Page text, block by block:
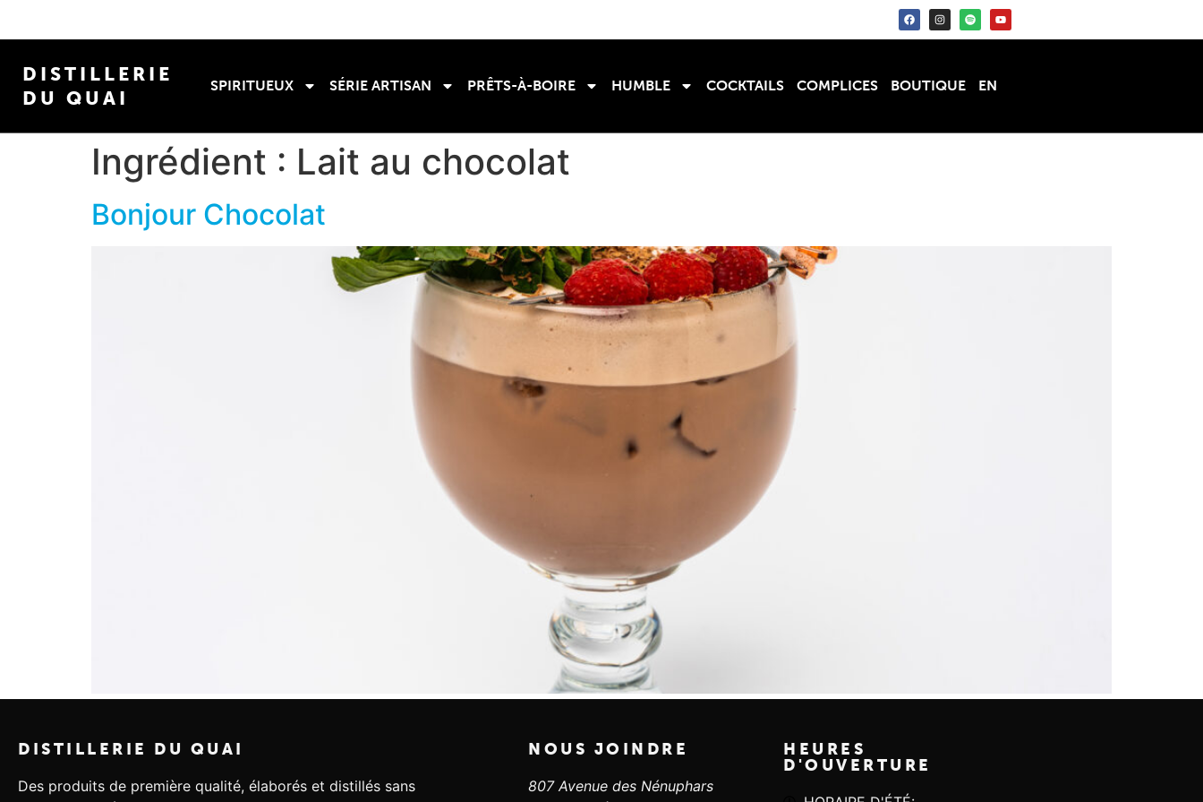
DISTILLERIE
DU QUAI
SPIRITUEUX SÉRIE ARTISAN PRÊTS-À-BOIRE HUMBLE COCKTAILS COMPLICES BOUTIQUE EN
Ingrédient : Lait au chocolat
Bonjour Chocolat
DISTILLERIE DU QUAI
Des produits de première qualité, élaborés et distillés sans
NOUS JOINDRE
807 Avenue des Nénuphars
HEURES
D'OUVERTURE